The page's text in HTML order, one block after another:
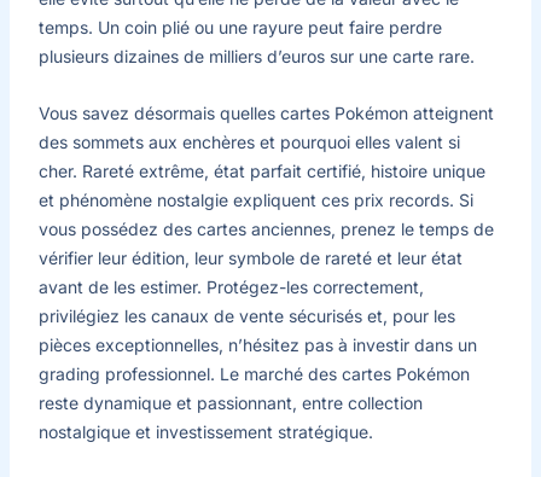
temps. Un coin plié ou une rayure peut faire perdre
plusieurs dizaines de milliers d’euros sur une carte rare.
Vous savez désormais quelles cartes Pokémon atteignent
des sommets aux enchères et pourquoi elles valent si
cher. Rareté extrême, état parfait certifié, histoire unique
et phénomène nostalgie expliquent ces prix records. Si
vous possédez des cartes anciennes, prenez le temps de
vérifier leur édition, leur symbole de rareté et leur état
avant de les estimer. Protégez-les correctement,
privilégiez les canaux de vente sécurisés et, pour les
pièces exceptionnelles, n’hésitez pas à investir dans un
grading professionnel. Le marché des cartes Pokémon
reste dynamique et passionnant, entre collection
nostalgique et investissement stratégique.